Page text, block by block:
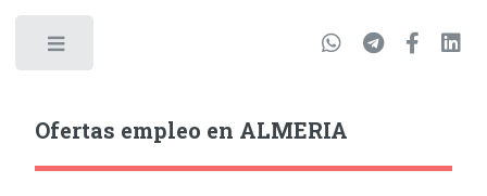
Ofertas empleo en ALMERIA